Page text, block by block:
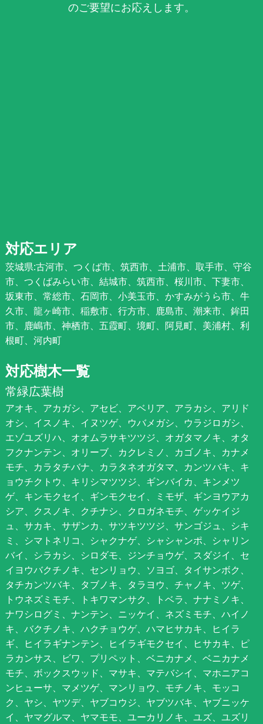
のご要望にお応えします。
対応エリア
茨城県:古河市、つくば市、筑西市、土浦市、取手市、守谷
市、つくばみらい市、結城市、筑西市、桜川市、下妻市、
坂東市、常総市、石岡市、小美玉市、かすみがうら市、牛
久市、龍ヶ崎市、稲敷市、行方市、鹿島市、潮来市、鉾田
市、鹿嶋市、神栖市、五霞町、境町、阿見町、美浦村、利
根町、河内町
対応樹木一覧
常緑広葉樹
アオキ、アカガシ、アセビ、アベリア、アラカシ、アリド
オシ、イスノキ、イヌツゲ、ウバメガシ、ウラジロガシ、
エゾユズリハ、オオムラサキツツジ、オガタマノキ、オタ
フクナンテン、オリーブ、カクレミノ、カゴノキ、カナメ
モチ、カラタチバナ、カラタネオガタマ、カンツバキ、キ
ョウチクトウ、キリシマツツジ、ギンバイカ、キンメツ
ゲ、キンモクセイ、ギンモクセイ、ミモザ、ギンヨウアカ
シア、クスノキ、クチナシ、クロガネモチ、ゲッケイジ
ュ、サカキ、サザンカ、サツキツツジ、サンゴジュ、シキ
ミ、シマトネリコ、シャクナゲ、シャシャンポ、シャリン
バイ、シラカシ、シロダモ、ジンチョウゲ、スダジイ、セ
イヨウバクチノキ、センリョウ、ソヨゴ、タイサンボク、
タチカンツバキ、タブノキ、タラヨウ、チャノキ、ツゲ、
トウネズミモチ、トキワマンサク、トベラ、ナナミノキ、
ナワシログミ、ナンテン、ニッケイ、ネズミモチ、ハイノ
キ、バクチノキ、ハクチョウゲ、ハマヒサカキ、ヒイラ
ギ、ヒイラギナンテン、ヒイラギモクセイ、ヒサカキ、ピ
ラカンサス、ビワ、プリペット、ベニカナメ、ベニカナメ
モチ、ボックスウッド、マサキ、マテバシイ、マホニアコ
ンヒューサ、マメツゲ、マンリョウ、モチノキ、モッコ
ク、ヤシ、ヤツデ、ヤブコウジ、ヤブツバキ、ヤブニッケ
イ、ヤマグルマ、ヤマモモ、ユーカリノキ、ユズ、ユズリ